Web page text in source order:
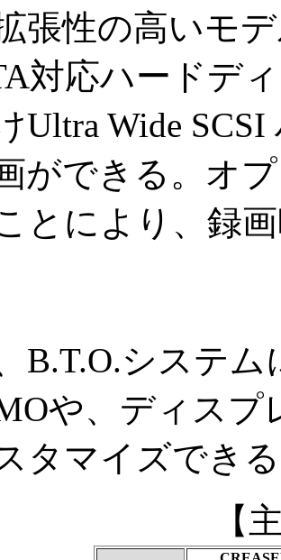
張性の高いモ
対応ハードデ
Ultra Wide
ができる。オ
とにより、録
B.T.O.システム
や、ディス
タマイズでき
【